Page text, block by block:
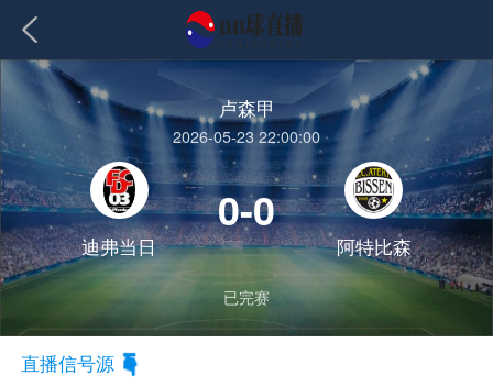
卢森甲
2026-05-23 22:00:00
迪弗当日
0-0
阿特比森
已完赛
直播信号源